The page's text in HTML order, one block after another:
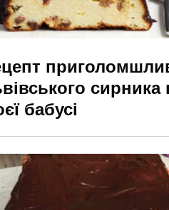
сирника
бабусі